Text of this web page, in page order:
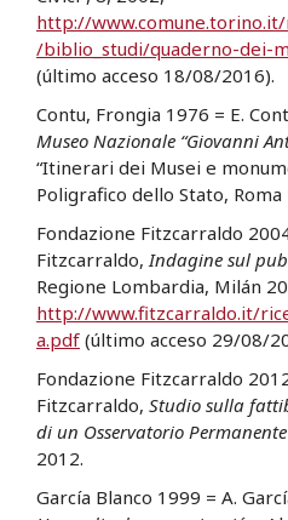
http://
/biblio_studi/quaderno-dei-
(último acceso 18/08/2016).
Contu, Frongia 1976 = E.
Museo Nazionale “Giovanni
“Itinerari dei Musei e
Poligrafico dello Stato, Roma
Fondazione Fitzcarraldo
Fitzcarraldo, Indagine sul
Regione Lombardia, Milán
http://www.fitzcarraldo.it/
a.pdf (último acceso 29/08/
Fondazione Fitzcarraldo
Fitzcarraldo, Studio sulla
di un Osservatorio
2012.
García Blanco 1999 = A.